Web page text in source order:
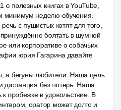
полезных книгах в YouTube,
минимум неделю обучения.
с пушистых котят для того,
болтать в шумной
или корпоративе о собачьих
юрия Гагарина давайте
а бегуны любители. Наша цель
дистанция без потерь. Наша
к пробежке в удовольствие. В
оратор может долго и